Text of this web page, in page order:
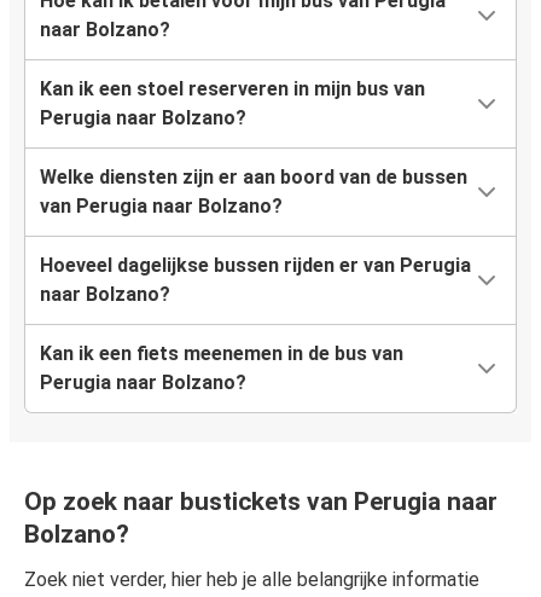
naar Bolzano?
Kan ik een stoel reserveren in mijn bus van
Perugia naar Bolzano?
Welke diensten zijn er aan boord van de bussen
van Perugia naar Bolzano?
Hoeveel dagelijkse bussen rijden er van Perugia
naar Bolzano?
Kan ik een fiets meenemen in de bus van
Perugia naar Bolzano?
Op zoek naar bustickets van Perugia naar
Bolzano?
Zoek niet verder, hier heb je alle belangrijke informatie